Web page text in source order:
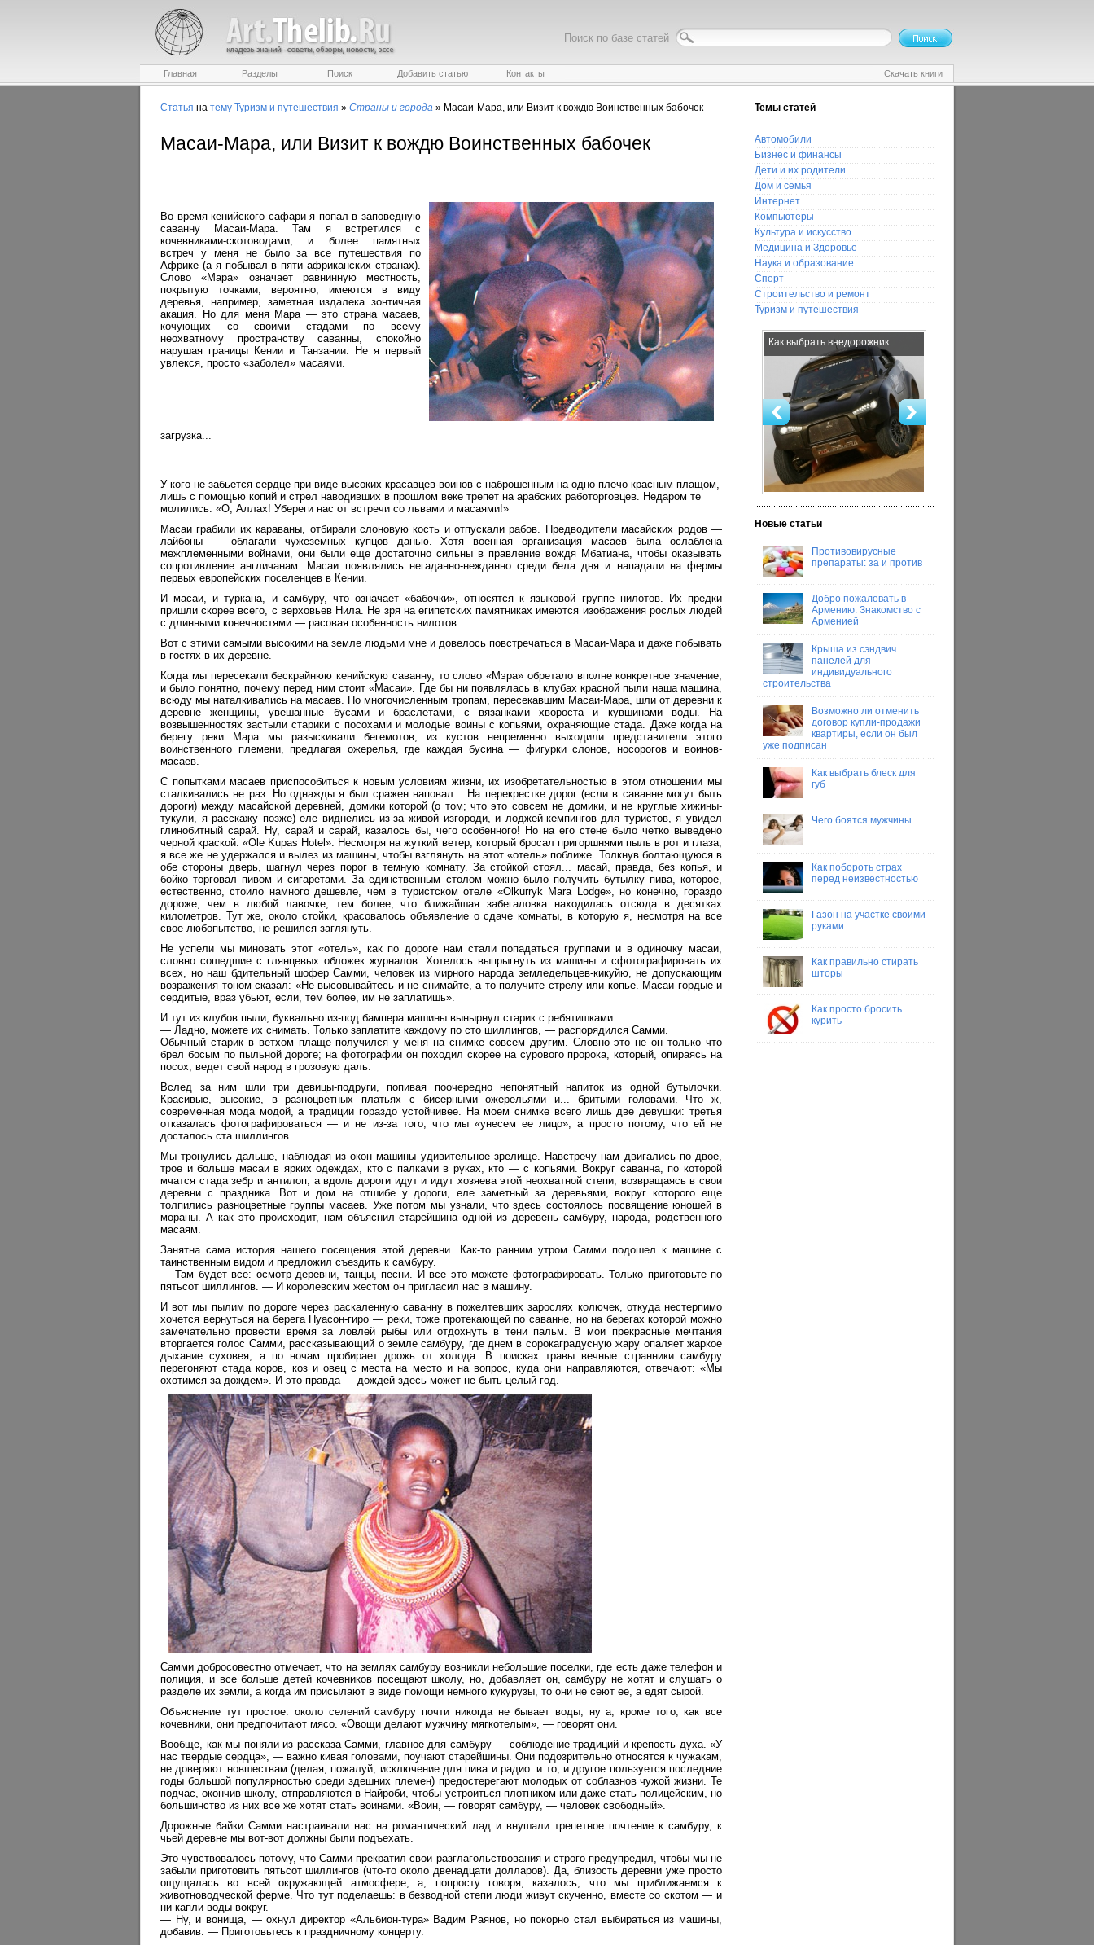
Поиск по базе статей
Главная Разделы Поиск Добавить статью Контакты Скачать книги
Статья на тему Туризм и путешествия » Страны и города » Масаи-Мара, или Визит к вождю Воинственных бабочек
Масаи-Мара, или Визит к вождю Воинственных бабочек
Во время кенийского сафари я попал в заповедную
саванну Масаи-Мара. Там я встретился с
кочевниками-скотоводами, и более памятных
встреч у меня не было за все путешествия по
Африке (а я побывал в пяти африканских странах).
Слово «Мара» означает равнинную местность,
покрытую точками, вероятно, имеются в виду
деревья, например, заметная издалека зонтичная
акация. Но для меня Мара — это страна масаев,
кочующих со своими стадами по всему
неохватному пространству саванны, спокойно
нарушая границы Кении и Танзании. Не я первый
увлекся, просто «заболел» масаями.
загрузка...
У кого не забьется сердце при виде высоких красавцев-воинов с наброшенным на одно плечо красным плащом,
лишь с помощью копий и стрел наводивших в прошлом веке трепет на арабских работорговцев. Недаром те
молились: «О, Аллах! Убереги нас от встречи со львами и масаями!»
Масаи грабили их караваны, отбирали слоновую кость и отпускали рабов. Предводители масайских родов —
лайбоны — облагали чужеземных купцов данью. Хотя военная организация масаев была ослаблена
межплеменными войнами, они были еще достаточно сильны в правление вождя Мбатиана, чтобы оказывать
сопротивление англичанам. Масаи появлялись негаданно-нежданно среди бела дня и нападали на фермы
первых европейских поселенцев в Кении.
И масаи, и туркана, и самбуру, что означает «бабочки», относятся к языковой группе нилотов. Их предки
пришли скорее всего, с верховьев Нила. Не зря на египетских памятниках имеются изображения рослых людей
с длинными конечностями — расовая особенность нилотов.
Вот с этими самыми высокими на земле людьми мне и довелось повстречаться в Масаи-Мара и даже побывать
в гостях в их деревне.
Когда мы пересекали бескрайнюю кенийскую саванну, то слово «Мэра» обретало вполне конкретное значение,
и было понятно, почему перед ним стоит «Масаи». Где бы ни появлялась в клубах красной пыли наша машина,
всюду мы наталкивались на масаев. По многочисленным тропам, пересекавшим Масаи-Мара, шли от деревни к
деревне женщины, увешанные бусами и браслетами, с вязанками хвороста и кувшинами воды. На
возвышенностях застыли старики с посохами и молодые воины с копьями, охраняющие стада. Даже когда на
берегу реки Мара мы разыскивали бегемотов, из кустов непременно выходили представители этого
воинственного племени, предлагая ожерелья, где каждая бусина — фигурки слонов, носорогов и воинов-
масаев.
С попытками масаев приспособиться к новым условиям жизни, их изобретательностью в этом отношении мы
сталкивались не раз. Но однажды я был сражен наповал... На перекрестке дорог (если в саванне могут быть
дороги) между масайской деревней, домики которой (о том; что это совсем не домики, и не круглые хижины-
тукули, я расскажу позже) еле виднелись из-за живой изгороди, и лоджей-кемпингов для туристов, я увидел
глинобитный сарай. Ну, сарай и сарай, казалось бы, чего особенного! Но на его стене было четко выведено
черной краской: «Ole Kupas Hotel». Несмотря на жуткий ветер, который бросал пригоршнями пыль в рот и глаза,
я все же не удержался и вылез из машины, чтобы взглянуть на этот «отель» поближе. Толкнув болтающуюся в
обе стороны дверь, шагнул через порог в темную комнату. За стойкой стоял... масай, правда, без копья, и
бойко торговал пивом и сигаретами. За единственным столом можно было получить бутылку пива, которое,
естественно, стоило намного дешевле, чем в туристском отеле «Olkurryk Mara Lodge», но конечно, гораздо
дороже, чем в любой лавочке, тем более, что ближайшая забегаловка находилась отсюда в десятках
километров. Тут же, около стойки, красовалось объявление о сдаче комнаты, в которую я, несмотря на все
свое любопытство, не решился заглянуть.
Не успели мы миновать этот «отель», как по дороге нам стали попадаться группами и в одиночку масаи,
словно сошедшие с глянцевых обложек журналов. Хотелось выпрыгнуть из машины и сфотографировать их
всех, но наш бдительный шофер Самми, человек из мирного народа земледельцев-кикуйю, не допускающим
возражения тоном сказал: «Не высовывайтесь и не снимайте, а то получите стрелу или копье. Масаи гордые и
сердитые, враз убьют, если, тем более, им не заплатишь».
И тут из клубов пыли, буквально из-под бампера машины вынырнул старик с ребятишками.
— Ладно, можете их снимать. Только заплатите каждому по сто шиллингов, — распорядился Самми.
Обычный старик в ветхом плаще получился у меня на снимке совсем другим. Словно это не он только что
брел босым по пыльной дороге; на фотографии он походил скорее на сурового пророка, который, опираясь на
посох, ведет свой народ в грозовую даль.
Вслед за ним шли три девицы-подруги, попивая поочередно непонятный напиток из одной бутылочки.
Красивые, высокие, в разноцветных платьях с бисерными ожерельями и... бритыми головами. Что ж,
современная мода модой, а традиции гораздо устойчивее. На моем снимке всего лишь две девушки: третья
отказалась фотографироваться — и не из-за того, что мы «унесем ее лицо», а просто потому, что ей не
досталось ста шиллингов.
Мы тронулись дальше, наблюдая из окон машины удивительное зрелище. Навстречу нам двигались по двое,
трое и больше масаи в ярких одеждах, кто с палками в руках, кто — с копьями. Вокруг саванна, по которой
мчатся стада зебр и антилоп, а вдоль дороги идут и идут хозяева этой неохватной степи, возвращаясь в свои
деревни с праздника. Вот и дом на отшибе у дороги, еле заметный за деревьями, вокруг которого еще
толпились разноцветные группы масаев. Уже потом мы узнали, что здесь состоялось посвящение юношей в
мораны. А как это происходит, нам объяснил старейшина одной из деревень самбуру, народа, родственного
масаям.
Занятна сама история нашего посещения этой деревни. Как-то ранним утром Самми подошел к машине с
таинственным видом и предложил съездить к самбуру.
— Там будет все: осмотр деревни, танцы, песни. И все это можете фотографировать. Только приготовьте по
пятьсот шиллингов. — И королевским жестом он пригласил нас в машину.
И вот мы пылим по дороге через раскаленную саванну в пожелтевших зарослях колючек, откуда нестерпимо
хочется вернуться на берега Пуасон-гиро — реки, тоже протекающей по саванне, но на берегах которой можно
замечательно провести время за ловлей рыбы или отдохнуть в тени пальм. В мои прекрасные мечтания
вторгается голос Самми, рассказывающий о земле самбуру, где днем в сорокаградусную жару опаляет жаркое
дыхание суховея, а по ночам пробирает дрожь от холода. В поисках травы вечные странники самбуру
перегоняют стада коров, коз и овец с места на место и на вопрос, куда они направляются, отвечают: «Мы
охотимся за дождем». И это правда — дождей здесь может не быть целый год.
Самми добросовестно отмечает, что на землях самбуру возникли небольшие поселки, где есть даже телефон и
полиция, и все больше детей кочевников посещают школу, но, добавляет он, самбуру не хотят и слушать о
разделе их земли, а когда им присылают в виде помощи немного кукурузы, то они не сеют ее, а едят сырой.
Объяснение тут простое: около селений самбуру почти никогда не бывает воды, ну а, кроме того, как все
кочевники, они предпочитают мясо. «Овощи делают мужчину мягкотелым», — говорят они.
Вообще, как мы поняли из рассказа Самми, главное для самбуру — соблюдение традиций и крепость духа. «У
нас твердые сердца», — важно кивая головами, поучают старейшины. Они подозрительно относятся к чужакам,
не доверяют новшествам (делая, пожалуй, исключение для пива и радио: и то, и другое пользуется последние
годы большой популярностью среди здешних племен) предостерегают молодых от соблазнов чужой жизни. Те
подчас, окончив школу, отправляются в Найроби, чтобы устроиться плотником или даже стать полицейским, но
большинство из них все же хотят стать воинами. «Воин, — говорят самбуру, — человек свободный».
Дорожные байки Самми настраивали нас на романтический лад и внушали трепетное почтение к самбуру, к
чьей деревне мы вот-вот должны были подъехать.
Это чувствовалось потому, что Самми прекратил свои разглагольствования и строго предупредил, чтобы мы не
забыли приготовить пятьсот шиллингов (что-то около двенадцати долларов). Да, близость деревни уже просто
ощущалась во всей окружающей атмосфере, а, попросту говоря, казалось, что мы приближаемся к
животноводческой ферме. Что тут поделаешь: в безводной степи люди живут скученно, вместе со скотом — и
ни капли воды вокруг.
— Ну, и вонища, — охнул директор «Альбион-тура» Вадим Раянов, но покорно стал выбираться из машины,
добавив: — Приготовьтесь к праздничному концерту.
Темы статей
Автомобили
Бизнес и финансы
Дети и их родители
Дом и семья
Интернет
Компьютеры
Культура и искусство
Медицина и Здоровье
Наука и образование
Спорт
Строительство и ремонт
Туризм и путешествия
Как выбрать внедорожник
Новые статьи
Противовирусные
препараты: за и против
Добро пожаловать в
Армению. Знакомство с
Арменией
Крыша из сэндвич
панелей для
индивидуального
строительства
Возможно ли отменить
договор купли-продажи
квартиры, если он был
уже подписан
Как выбрать блеск для
губ
Чего боятся мужчины
Как побороть страх
перед неизвестностью
Газон на участке своими
руками
Как правильно стирать
шторы
Как просто бросить
курить